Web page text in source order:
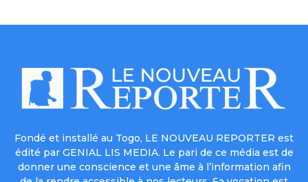
Fondé et installé au Togo, LE NOUVEAU REPORTER est
édité par GENIAL LIS MEDIA. Le pari de ce média est de
donner une conscience et une âme à l’information afin